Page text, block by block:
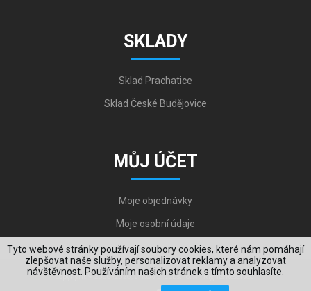
Tyto webové stránky používají soubory cookies, které nám pomáhají
zlepšovat naše služby, personalizovat reklamy a analyzovat
návštěvnost. Používáním našich stránek s tímto souhlasíte.
SKLADY
Sklad Prachatice
Sklad České Budějovice
MŮJ ÚČET
Moje objednávky
Moje osobní údaje
Copyright © 2006-2026, VYKOV STEEL s.r.o. All Rights Reserved.